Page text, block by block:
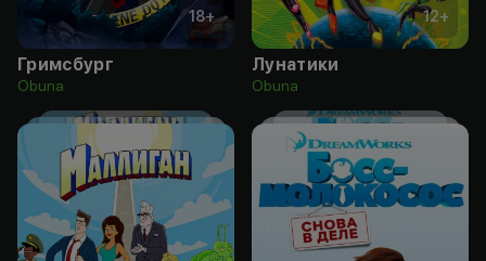
18+
Гримсбург
Obuna
12+
Лунатики
Obuna